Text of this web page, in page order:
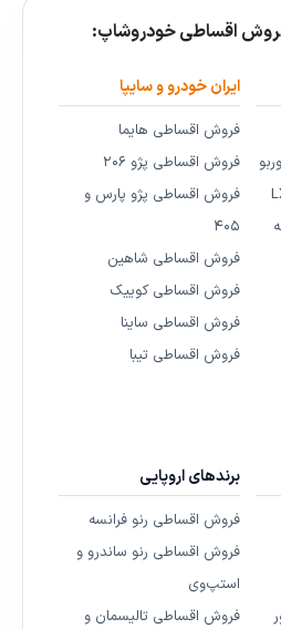
اقساطی خودروشاپ:
ایران خودرو و سایپا
فروش اقساطی هایما
فروش اقساطی پژو ۲۰۶
فروش اقساطی پژو پارس و
۴۰۵
فروش اقساطی شاهین
فروش اقساطی کوییک
فروش اقساطی ساینا
فروش اقساطی تیبا
برندهای اروپایی
فروش اقساطی رنو فرانسه
فروش اقساطی رنو ساندرو و
استپ‌وی
فروش اقساطی تالیسمان و